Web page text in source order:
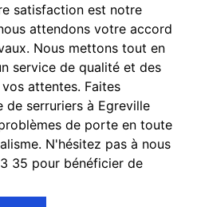
satisfaction est notre
attendons votre accord
Nous mettons tout en
service de qualité et des
attentes. Faites
serruriers à Egreville
de porte en toute
N'hésitez pas à nous
35 pour bénéficier de